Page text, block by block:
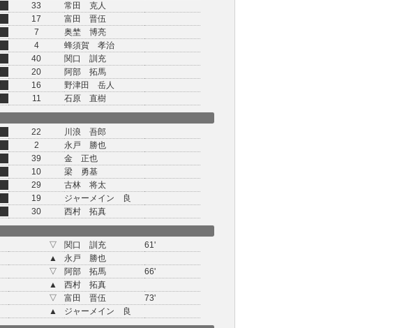
33
常田 克人
17
富田 晋伍
7
奥埜 博亮
4
蜂須賀 孝治
40
関口 訓充
20
阿部 拓馬
16
野津田 岳人
11
石原 直樹
22
川浪 吾郎
2
永戸 勝也
39
金 正也
10
梁 勇基
29
古林 将太
19
ジャーメイン 良
30
西村 拓真
▽
関口 訓充
61'
▲
永戸 勝也
▽
阿部 拓馬
66'
▲
西村 拓真
▽
富田 晋伍
73'
▲
ジャーメイン 良